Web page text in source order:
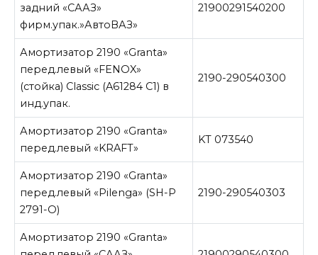
задний «СААЗ»
фирм.упак.»АвтоВАЗ»
21900291540200
Амортизатор 2190 «Granta»
перед.левый «FENOX»
(стойка) Classic (A61284 C1) в
инд.упак.
2190-290540300
Амортизатор 2190 «Granta»
перед.левый «KRAFT»
KT 073540
Амортизатор 2190 «Granta»
перед.левый «Pilenga» (SН-P
2791-О)
2190-290540303
Амортизатор 2190 «Granta»